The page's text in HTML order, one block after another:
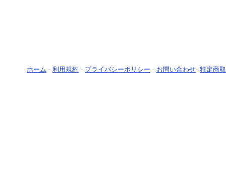
ホーム - 利用規約 - プライバシーポリシー - お問い合わせ- 特定商